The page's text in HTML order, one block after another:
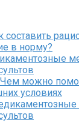
составить
в норму?
Чем можно
условиях